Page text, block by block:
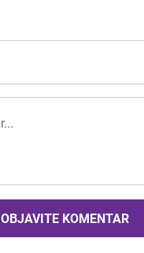
OBJAVITE KOMENTAR